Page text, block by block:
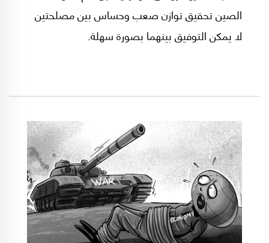
الصين تحقيق توازن صعب وحساس بين مصلحتين
لا يمكن التوفيق بينهما بصورة سهلة.